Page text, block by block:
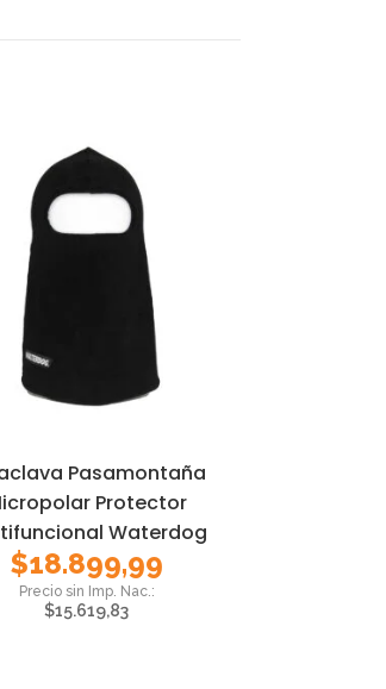
Pasamontaña
Protector
Waterdog
$18.899,99
$15.619,83